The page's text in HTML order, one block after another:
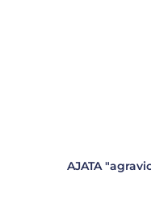
AJATA